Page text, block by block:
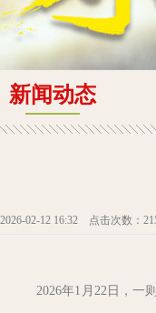
新闻动态
2026-02-12 16:32 点击次数：
2026年1月22日，一